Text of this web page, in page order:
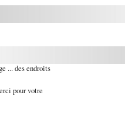
... des endroits
pour votre